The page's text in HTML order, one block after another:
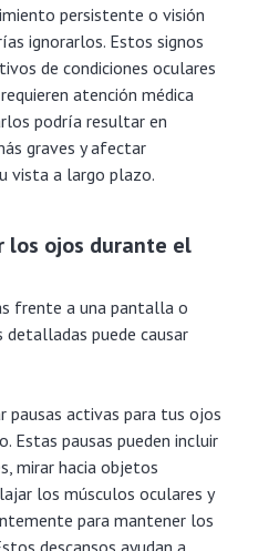
persistente o visión
ignorarlos. Estos signos
de condiciones oculares
atención médica
podría resultar en
graves y afectar
vista a largo plazo.
los ojos durante el
frente a una pantalla o
puede causar
pausas activas para tus ojos
Estas pausas pueden incluir
mirar hacia objetos
los músculos oculares y
para mantener los
descansos ayudan a